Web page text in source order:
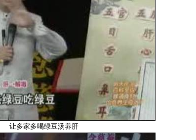
让多家多喝绿豆汤养肝